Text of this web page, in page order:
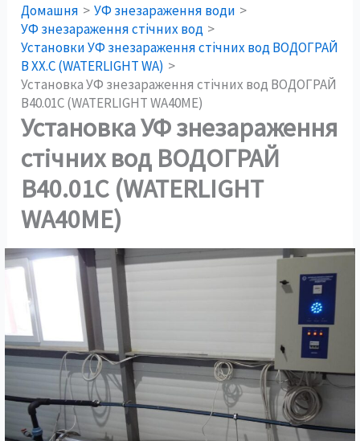
Домашня
УФ знезараження води
УФ знезараження стічних вод
Установки УФ знезараження стічних вод ВОДОГРАЙ
В XX.C (WATERLIGHT WA)
Установка УФ знезараження стічних вод ВОДОГРАЙ
В40.01С (WATERLIGHT WA40ME)
Установка УФ знезараження
стічних вод ВОДОГРАЙ
В40.01С (WATERLIGHT
WA40ME)